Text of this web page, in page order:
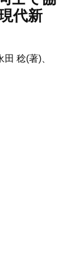
代新
稔(著)、